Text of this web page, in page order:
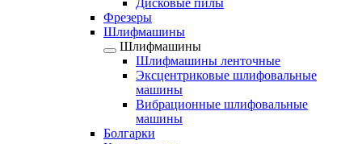
Дисковые пилы
Фрезеры
Шлифмашины
Шлифмашины
Шлифмашины ленточные
Эксцентриковые шлифовальные
машины
Вибрационные шлифовальные
машины
Болгарки